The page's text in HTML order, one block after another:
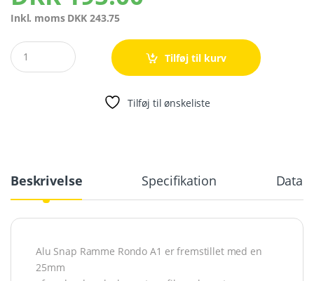
Inkl. moms DKK 243.75
Quantity
Tilføj til kurv
Tilføj til ønskeliste
Beskrivelse Specifikation
Alu Snap Ramme Rondo A1 er fremstillet med en
25mm